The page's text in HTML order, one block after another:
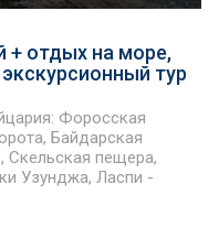
+ отдых на море,
тур
Форосская
Байдарская
Скельская пещера,
Узунджа, Ласпи -